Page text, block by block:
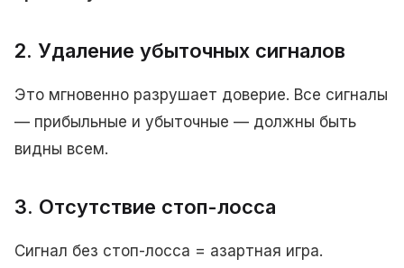
2. Удаление убыточных сигналов
Это мгновенно разрушает доверие. Все сигналы
— прибыльные и убыточные — должны быть
видны всем.
3. Отсутствие стоп-лосса
Сигнал без стоп-лосса = азартная игра.